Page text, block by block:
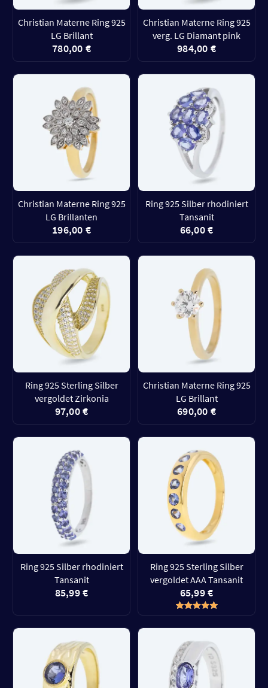
Christian Materne Ring 925
LG Brillant
780,00 €
Christian Materne Ring 925
verg. LG Diamant pink
984,00 €
Christian Materne Ring 925
LG Brillanten
196,00 €
Ring 925 Silber rhodiniert
Tansanit
66,00 €
Ring 925 Sterling Silber
vergoldet Zirkonia
97,00 €
Christian Materne Ring 925
LG Brillant
690,00 €
Ring 925 Silber rhodiniert
Tansanit
85,99 €
Ring 925 Sterling Silber
vergoldet AAA Tansanit
65,99 €